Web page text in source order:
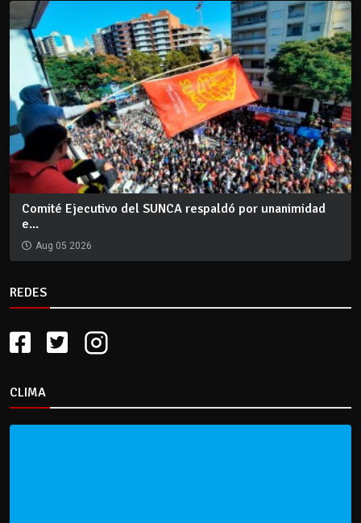
Comité Ejecutivo del SUNCA respaldó por unanimidad
e...
Aug 05 2026
REDES
CLIMA